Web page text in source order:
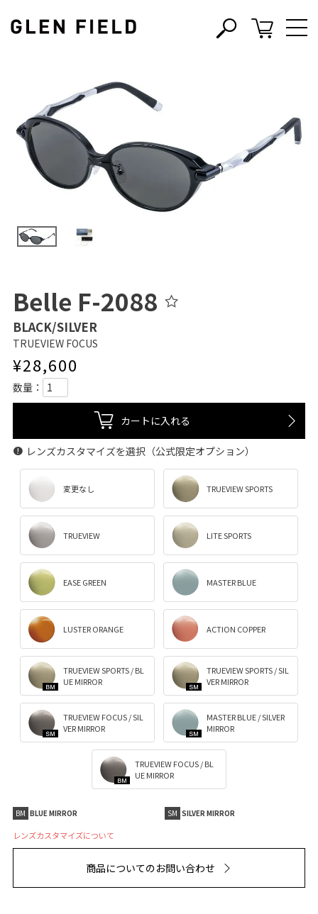
s c
Belle F-2088
BLACK/SILVER
TRUEVIEW FOCUS
¥28,600
カートに入れる
レンズカスタマイズを選択（公式限定オプション）
変更なし TRUEVIEW SPORTS
TRUEVIEW LITE SPORTS
EASE GREEN MASTER BLUE
LUSTER ORANGE ACTION COPPER
TRUEVIEW SPORTS / BL
UE MIRROR
TRUEVIEW SPORTS / SIL
VER MIRROR
TRUEVIEW FOCUS / SIL
VER MIRROR
MASTER BLUE / SILVER
MIRROR
TRUEVIEW FOCUS / BL
UE MIRROR
BM BLUE MIRROR SM SILVER MIRROR
レンズカスタマイズについて
商品についてのお問い合わせ